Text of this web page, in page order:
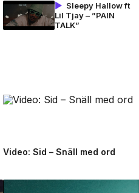
Sleepy Hallow ft
Lil Tjay – ”PAIN
TALK”
Video: Sid – Snäll med ord